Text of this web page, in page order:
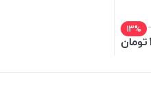
13%
تومان